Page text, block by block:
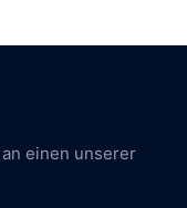
einen unserer